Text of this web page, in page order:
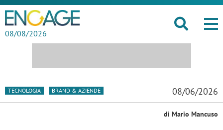
08/08/2026
TECNOLOGIA BRAND & AZIENDE 08/06/2026
di Mario Mancuso